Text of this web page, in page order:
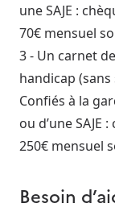
une SAJE :
70€ mensuel
3 - Un carnet
handicap
Confiés à la
ou d’une
250€ mensuel
Besoin